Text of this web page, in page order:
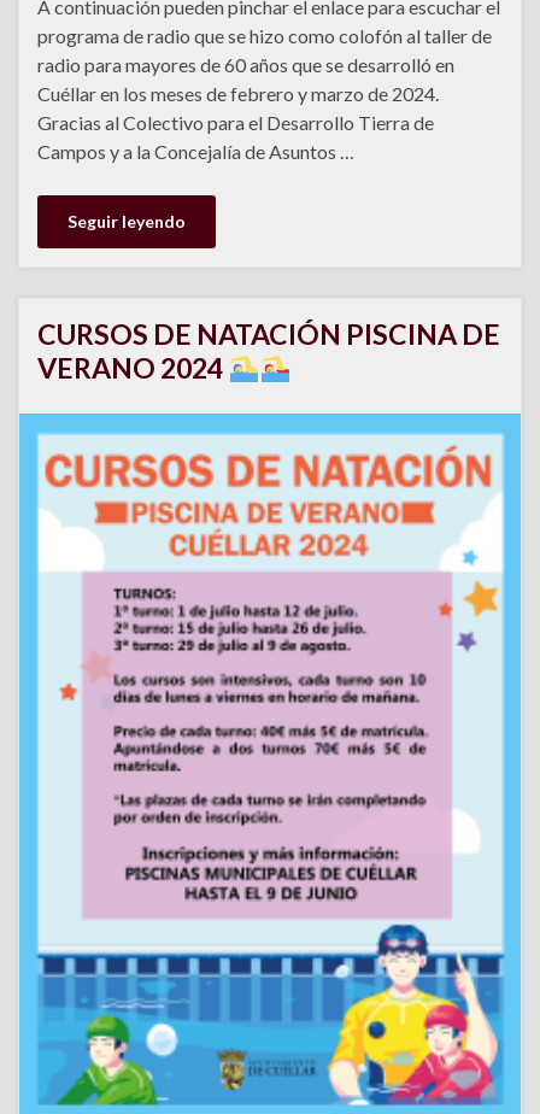
A continuación pueden pinchar el enlace para escuchar el
programa de radio que se hizo como colofón al taller de
radio para mayores de 60 años que se desarrolló en
Cuéllar en los meses de febrero y marzo de 2024.
Gracias al Colectivo para el Desarrollo Tierra de
Campos y a la Concejalía de Asuntos …
Seguir leyendo
CURSOS DE NATACIÓN PISCINA DE
VERANO 2024